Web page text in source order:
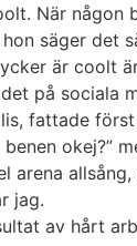
När någon
säger det
är coolt
på sociala
fattade
okej?”
arena
jag.
av hårt